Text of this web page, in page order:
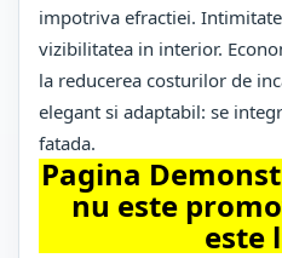
impotriva efractiei.
vizibilitatea in interior.
la reducerea costurilor de
elegant si adaptabil: se
fatada.
Pagina
nu este
este